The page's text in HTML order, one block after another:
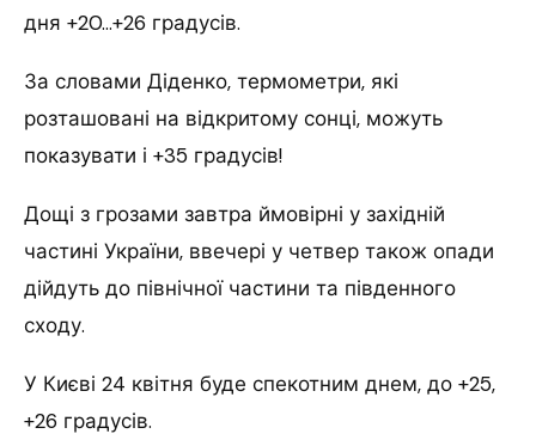
дня +20…+26 градусів.
За словами Діденко, термометри, які
розташовані на відкритому сонці, можуть
показувати і +35 градусів!
Дощі з грозами завтра ймовірні у західній
частині України, ввечері у четвер також опади
дійдуть до північної частини та південного
сходу.
У Києві 24 квітня буде спекотним днем, до +25,
+26 градусів.